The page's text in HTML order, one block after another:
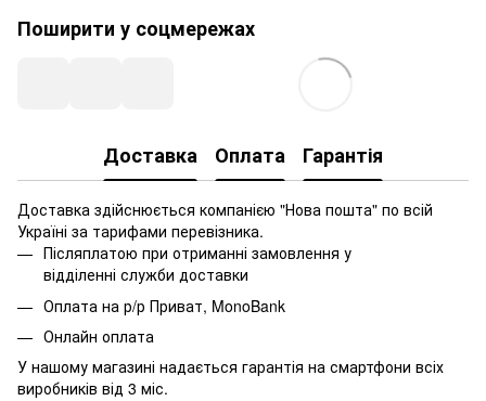
Поширити у соцмережах
Доставка Оплата Гарантія
Доставка здійснюється компанією "Нова пошта" по всій
Україні за тарифами перевізника.
Післяплатою при отриманні замовлення у
відділенні служби доставки
Оплата на р/р Приват, MonoBank
Онлайн оплата
У нашому магазині надається гарантія на смартфони всіх
виробників від 3 міс.